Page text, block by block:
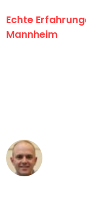
Echte
Mannheim